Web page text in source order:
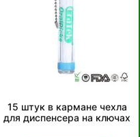
15 штук в кармане чехла
для диспенсера на ключах